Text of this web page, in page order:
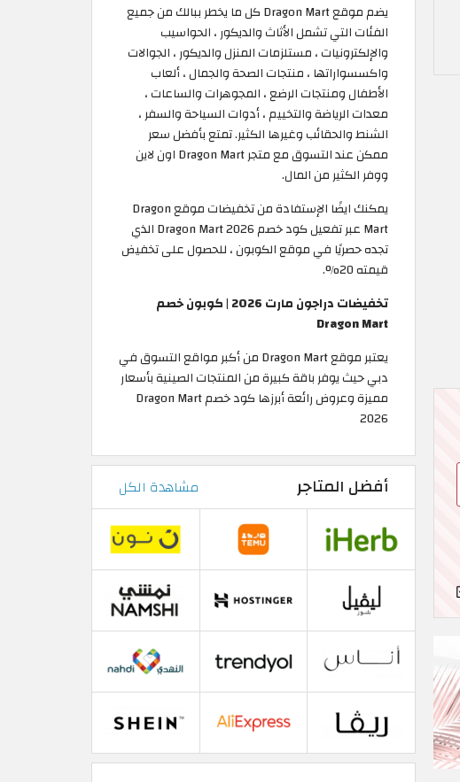
يضم موقع Dragon Mart كل ما يخطر ببالك من جميع
الفئات التي تشمل الأثاث والديكور ، الحواسيب
والإلكترونيات ، مستلزمات المنزل والديكور ، الجوالات
واكسسواراتها ، منتجات الصحة والجمال ، ألعاب
الأطفال ومنتجات الرضع ، المجوهرات والساعات ،
معدات الرياضة والتخييم ، أدوات السياحة والسفر ،
الشنط والحقائب وغيرها الكثير. تمتع بأفضل سعر
ممكن عند التسوق مع متجر Dragon Mart اون لاين
ووفر الكثير من المال.
يمكنك ايضًا الإستفادة من تخفيضات موقع Dragon
Mart عبر تفعيل كود خصم Dragon Mart 2026 الذي
تجده حصريًا في موقع الكوبون ، للحصول على تخفيض
قيمته 20%.
تخفيضات دراجون مارت 2026 | كوبون خصم
Dragon Mart
يعتبر موقع Dragon Mart من أكبر مواقع التسوق في
دبي حيث يوفر باقة كبيرة من المنتجات الصينية بأسعار
مميزة وعروض رائعة أبرزها كود خصم Dragon Mart
2026
أفضل المتاجر مشاهدة الكل